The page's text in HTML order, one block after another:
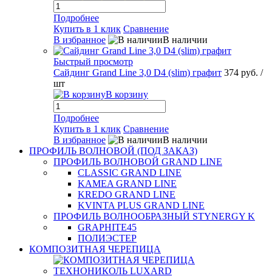
Подробнее
Купить в 1 клик Сравнение
В избранное
В наличии
Быстрый просмотр
Сайдинг Grand Line 3,0 D4 (slim) графит 374 руб. /
шт
В корзину
Подробнее
Купить в 1 клик Сравнение
В избранное
В наличии
ПРОФИЛЬ ВОЛНОВОЙ (ПОД ЗАКАЗ)
ПРОФИЛЬ ВОЛНОВОЙ GRAND LINE
CLASSIC GRAND LINE
KAMEA GRAND LINE
KREDO GRAND LINE
KVINTA PLUS GRAND LINE
ПРОФИЛЬ ВОЛНООБРАЗНЫЙ STYNERGY K
GRAPHITE45
ПОЛИЭСТЕР
КОМПОЗИТНАЯ ЧЕРЕПИЦА